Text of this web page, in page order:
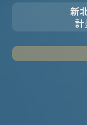
新